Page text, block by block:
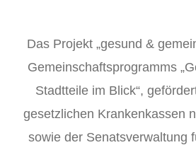
Das Projekt „gesund &
Gemeinschaftsprogramms
Stadtteile im Blick“,
gesetzlichen Krankenkassen
sowie der Senatsverwaltung